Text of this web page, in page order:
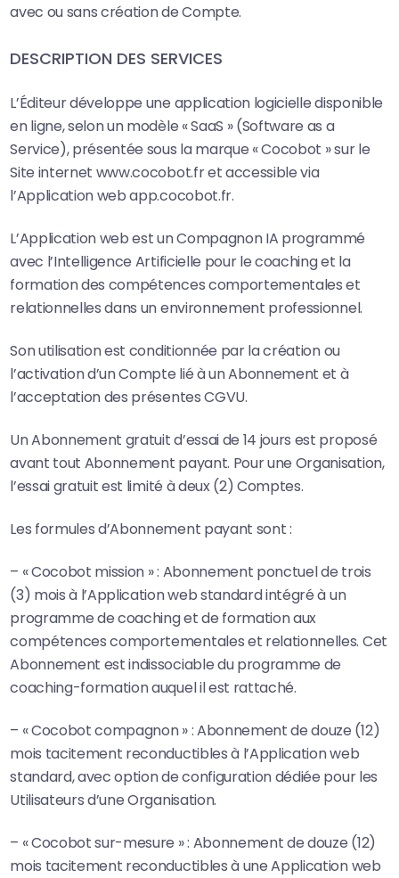
avec ou sans création de Compte.
DESCRIPTION DES SERVICES
L’Éditeur développe une application logicielle disponible
en ligne, selon un modèle « SaaS » (Software as a
Service), présentée sous la marque « Cocobot » sur le
Site internet www.cocobot.fret accessible via
l’Application webapp.cocobot.fr.
L’Application web est un Compagnon IA programmé
avec l’Intelligence Artificielle pour le coaching et la
formation des compétences comportementales et
relationnelles dans un environnement professionnel.
Son utilisation est conditionnée par la création ou
l’activation d’un Compte lié à un Abonnement et à
l’acceptation des présentes CGVU.
Un Abonnement gratuit d’essai de 14 jours est proposé
avant tout Abonnement payant. Pour une Organisation,
l’essai gratuit est limité à deux (2) Comptes.
Les formules d’Abonnement payant sont :
– « Cocobot mission » : Abonnement ponctuel de trois
(3) mois à l’Application web standard intégré à un
programme de coaching et de formation aux
compétences comportementales et relationnelles. Cet
Abonnement est indissociable du programme de
coaching-formation auquel il est rattaché.
– « Cocobot compagnon » : Abonnement de douze (12)
mois tacitement reconductibles à l’Application web
standard, avec option de configuration dédiée pour les
Utilisateurs d’une Organisation.
– « Cocobot sur-mesure » : Abonnement de douze (12)
mois tacitement reconductibles à une Application web